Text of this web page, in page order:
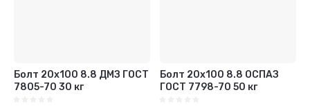
Болт 20х100 8.8 ДМЗ ГОСТ
7805-70 30 кг
Болт 20х100 8.8 ОСПАЗ
ГОСТ 7798-70 50 кг